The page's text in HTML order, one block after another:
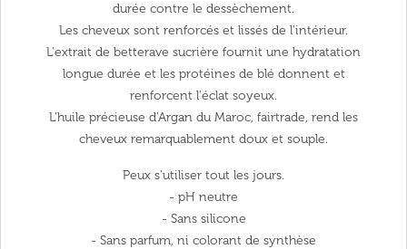
durée contre le dessèchement.
Les cheveux sont renforcés et lissés de l'intérieur.
L'extrait de betterave sucrière fournit une hydratation
longue durée et les protéines de blé donnent et
renforcent l'éclat soyeux.
L'huile précieuse d'Argan du Maroc, fairtrade, rend les
cheveux remarquablement doux et souple.
Peux s'utiliser tout les jours.
- pH neutre
- Sans silicone
- Sans parfum, ni colorant de synthèse